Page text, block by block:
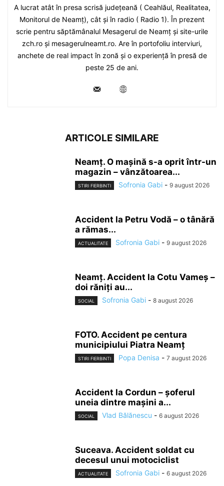
A lucrat atât în presa scrisă județeană ( Ceahlăul, Realitatea,
Monitorul de Neamț), cât și în radio ( Radio 1). În prezent
scrie pentru săptămânalul Mesagerul de Neamț și site-urile
zch.ro și mesagerulneamt.ro. Are în portofoliu interviuri,
anchete de real impact în zonă și o experiență în presă de
peste 25 de ani.
ARTICOLE SIMILARE
Neamț. O mașină s-a oprit într-un
magazin – vânzătoarea...
STIRI FIERBINTI Sofronia Gabi - 9 august 2026
Accident la Petru Vodă – o tânără
a rămas...
ACTUALITATE Sofronia Gabi - 9 august 2026
Neamț. Accident la Cotu Vameș –
doi răniți au...
SOCIAL Sofronia Gabi - 8 august 2026
FOTO. Accident pe centura
municipiului Piatra Neamț
STIRI FIERBINTI Popa Denisa - 7 august 2026
Accident la Cordun – șoferul
uneia dintre mașini a...
SOCIAL Vlad Bălănescu - 6 august 2026
Suceava. Accident soldat cu
decesul unui motociclist
ACTUALITATE Sofronia Gabi - 6 august 2026